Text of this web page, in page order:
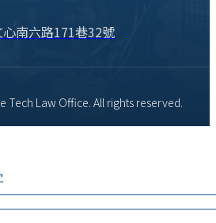
南六路171巷32號
Tech Law Office. All rights reserved.